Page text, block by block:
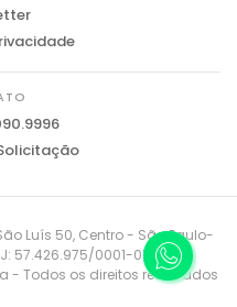
Luís 50, Centro - São Paulo-
57.426.975/0001-01
- Todos os direitos reservados